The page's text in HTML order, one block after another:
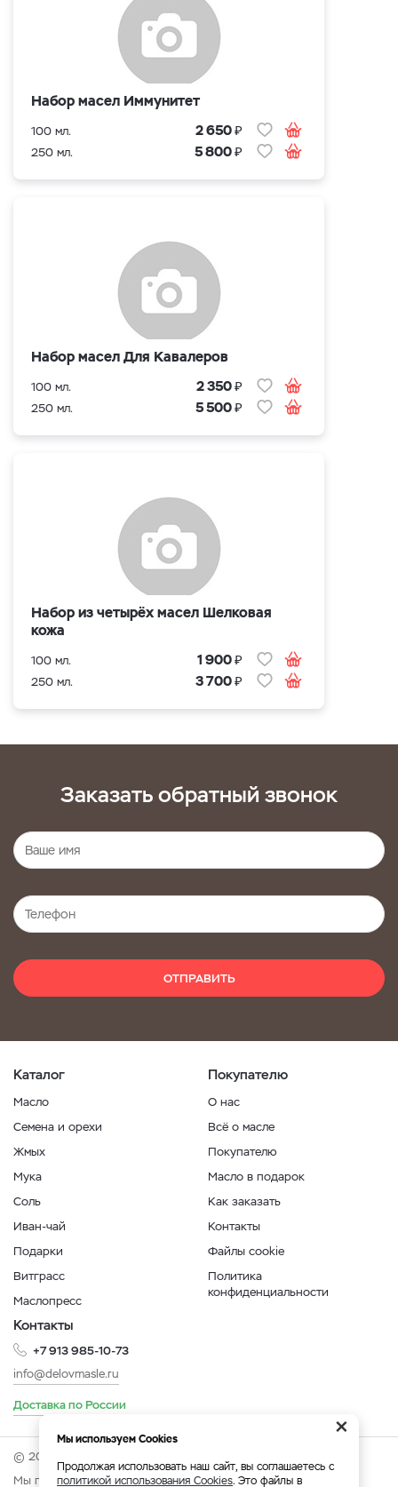
Набор масел Иммунитет
100 мл. 2 650₽
250 мл. 5 800₽
Набор масел Для Кавалеров
100 мл. 2 350₽
250 мл. 5 500₽
Набор из четырёх масел Шелковая
кожа
100 мл. 1 900₽
250 мл. 3 700₽
Заказать обратный звонок
ОТПРАВИТЬ
Каталог
Масло
Семена и орехи
Жмых
Мука
Соль
Иван-чай
Подарки
Витграсс
Маслопресс
Покупателю
О нас
Всё о масле
Покупателю
Масло в подарок
Как заказать
Контакты
Файлы cookie
Политика
конфиденциальности
Контакты
+7 913 985-10-73
info@delovmasle.ru
Доставка по России
© 2026 Интернет-магазин "Дело в масле".
Мы принимаем:
×
Мы используем Cookies
Продолжая использовать наш сайт, вы соглашаетесь с
политикой использования Cookies. Это файлы в